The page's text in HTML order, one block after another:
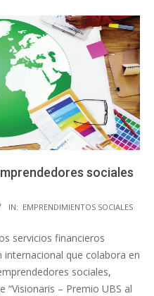
sociales
IN: EMPRENDIMIENTOS SOCIALES
servicios financieros
internacional que colabora en
sociales,
“Visionaris – Premio UBS al